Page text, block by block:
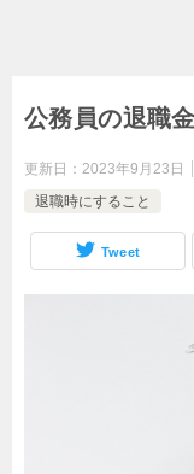
公務員の退職
更新日： 2023年9月23日
退職時にすること
Tweet